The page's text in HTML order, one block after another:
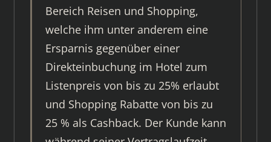
Bereich Reisen und Shopping,
welche ihm unter anderem eine
Ersparnis gegenüber einer
Direkteinbuchung im Hotel zum
Listenpreis von bis zu 25% erlaubt
und Shopping Rabatte von bis zu
25 % als Cashback. Der Kunde kann